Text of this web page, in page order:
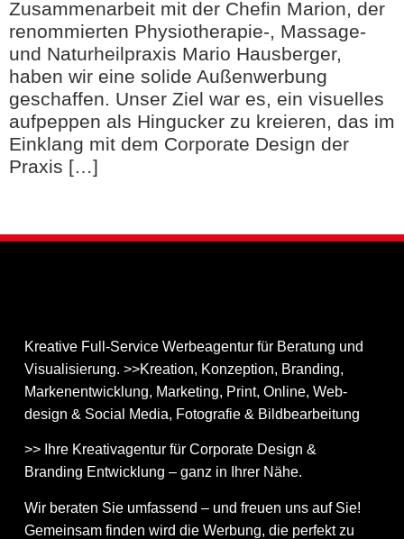
Zusammenarbeit mit der Chefin Marion, der
renommierten Physiotherapie-, Massage-
und Naturheilpraxis Mario Hausberger,
haben wir eine solide Außenwerbung
geschaffen. Unser Ziel war es, ein visuelles
aufpeppen als Hingucker zu kreieren, das im
Einklang mit dem Corporate Design der
Praxis […]
Kreative Full-Service Werbeagentur für Beratung und
Visualisierung. >>Kreation, Konzeption, Branding,
Markenentwicklung, Marketing, Print, Online, Web­
design & Social Media, Fotografie & Bildbear­bei­tung
>> Ihre Kreativagentur für Corporate Design &
Branding Entwicklung – ganz in Ihrer Nähe.
Wir beraten Sie umfassend – und freuen uns auf Sie!
Gemeinsam finden wird die Werbung, die perfekt zu